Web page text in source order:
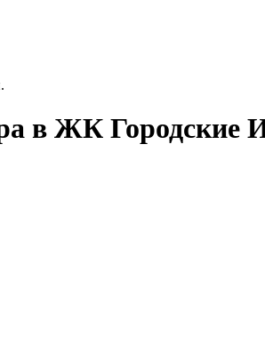
в ЖК Городские